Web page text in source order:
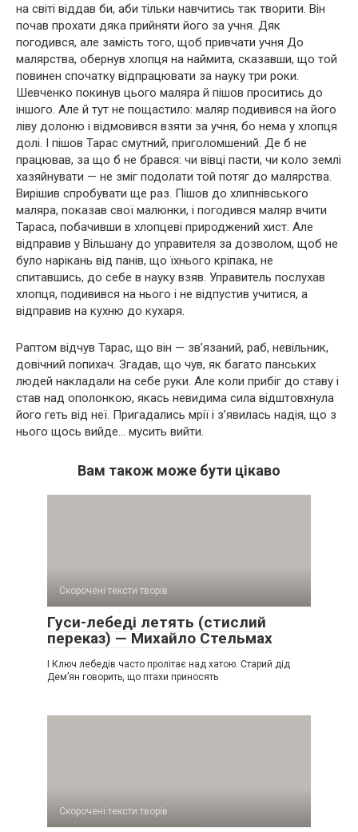
на світі віддав би, аби тільки навчитись так творити. Він
почав прохати дяка прийняти його за учня. Дяк
погодився, але замість того, щоб привчати учня До
малярства, обернув хлопця на наймита, сказавши, що той
повинен спочатку відпрацювати за науку три роки.
Шевченко покинув цього маляра й пішов проситись до
іншого. Але й тут не пощастило: маляр подивився на його
ліву долоню і відмовився взяти за учня, бо нема у хлопця
долі. І пішов Тарас смутний, приголомшений. Де б не
працював, за що б не брався: чи вівці пасти, чи коло землі
хазяйнувати — не зміг подолати той потяг до малярства.
Вирішив спробувати ще раз. Пішов до хлипнівського
маляра, показав свої малюнки, і погодився маляр вчити
Тараса, побачивши в хлопцеві природжений хист. Але
відправив у Вільшану до управителя за дозволом, щоб не
було нарікань від панів, що їхнього кріпака, не
спитавшись, до себе в науку взяв. Управитель послухав
хлопця, подивився на нього і не відпустив учитися, а
відправив на кухню до кухаря.
Раптом відчув Тарас, що він — зв’язаний, раб, невільник,
довічний попихач. Згадав, що чув, як багато панських
людей накладали на себе руки. Але коли прибіг до ставу і
став над ополонкою, якась невидима сила відштовхнула
його геть від неї. Пригадались мрії і з’явилась надія, що з
нього щось вийде… мусить вийти.
Вам також може бути цікаво
Скорочені тексти творів
Гуси-лебеді летять (стислий
переказ) — Михайло Стельмах
І Ключ лебедів часто пролітає над хатою. Старий дід
Дем’ян говорить, що птахи приносять
Скорочені тексти творів